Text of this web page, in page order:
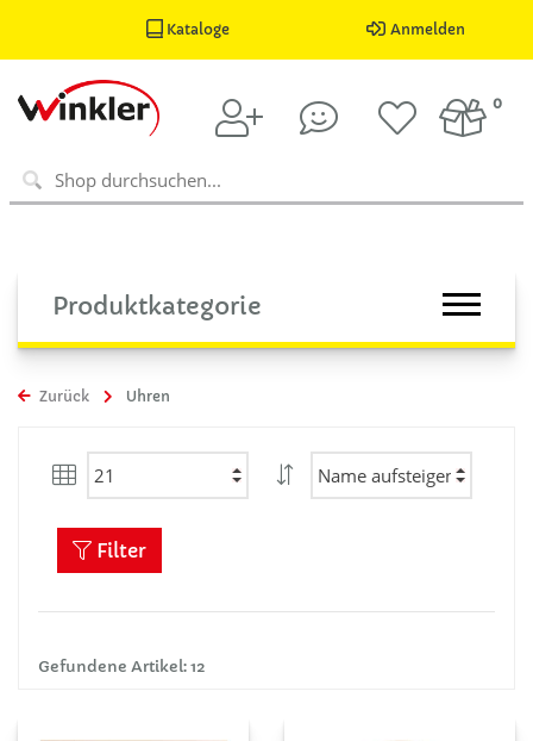
Kataloge Anmelden
0
Produktkategorie
Zurück Uhren
Gefundene Artikel: 12
Filter